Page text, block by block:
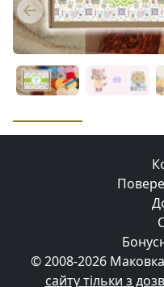
Previous
© 2008-2026
сайту тільки з